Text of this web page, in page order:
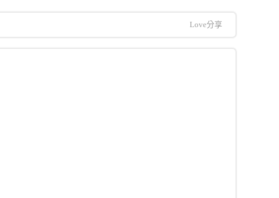
Love分享